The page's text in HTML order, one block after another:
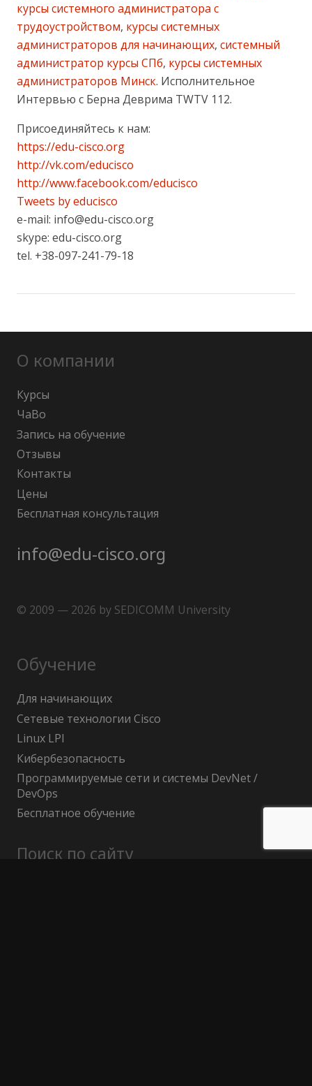
курсы системного администратора с
трудоустройством, курсы системных
администраторов для начинающих, системный
администратор курсы СПб, курсы системных
администраторов Минск. Исполнительное
Интервью с Берна Деврима TWTV 112.
Присоединяйтесь к нам:
https://edu-cisco.org
http://vk.com/educisco
http://www.facebook.com/educisco
Tweets by educisco
e-mail: info@edu-cisco.org
skype: edu-cisco.org
tel. +38-097-241-79-18
О компании
Курсы
ЧаВо
Запись на обучение
Отзывы
Контакты
Цены
Бесплатная консультация
info@edu-cisco.org
© 2009 — 2026 by SEDICOMM University
Обучение
Для начинающих
Сетевые технологии Cisco
Linux LPI
Кибербезопасность
Программируемые сети и системы DevNet /
DevOps
Бесплатное обучение
Поиск по сайту